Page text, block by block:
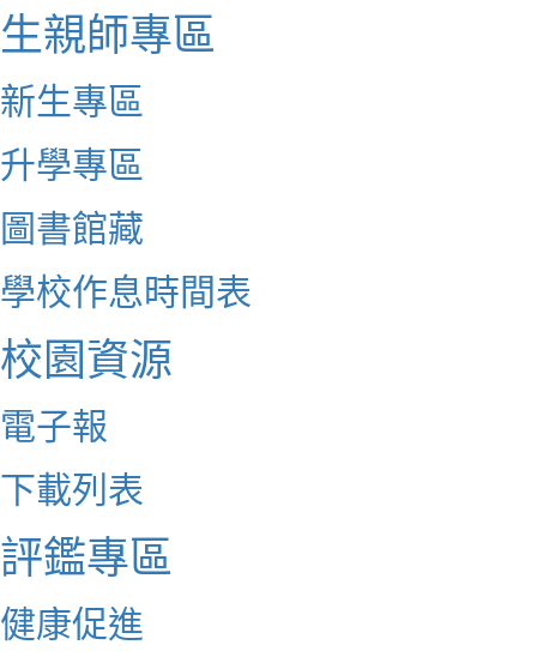
生親師專區
新生專區
升學專區
圖書館藏
學校作息時間表
校園資源
電子報
下載列表
評鑑專區
健康促進